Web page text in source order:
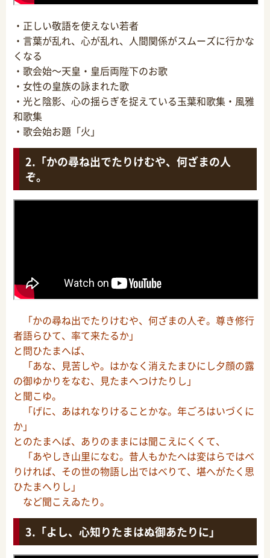
・正しい敬語を使えない若者
・言葉が乱れ、心が乱れ、人間関係がスムーズに行かな
くなる
・歌会始～天皇・皇后両陛下のお歌
・女性の皇族の詠まれた歌
・光と陰影、心の揺らぎを捉えている玉葉和歌集・風雅
和歌集
・歌会始お題「火」
「かの尋ね出でたりけむや、何ざまの人
ぞ。
「かの尋ね出でたりけむや、何ざまの人ぞ。尊き修行
者語らひて、率て来たるか」
と問ひたまへば、
「あな、見苦しや。はかなく消えたまひにし夕顔の露
の御ゆかりをなむ、見たまへつけたりし」
と聞こゆ。
「げに、あはれなりけることかな。年ごろはいづくに
か」
とのたまへば、ありのままには聞こえにくくて、
「あやしき山里になむ。昔人もかたへは変はらではべ
りければ、その世の物語し出ではべりて、堪へがたく思
ひたまへりし」
など聞こえゐたり。
「よし、心知りたまはぬ御あたりに」